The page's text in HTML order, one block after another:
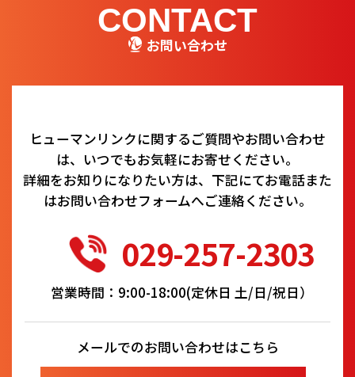
CONTACT
お問い合わせ
ヒューマンリンクに関するご質問やお問い合わせ
は、いつでもお気軽にお寄せください。
詳細をお知りになりたい方は、下記にてお電話また
はお問い合わせフォームへご連絡ください。
029-257-2303
営業時間：9:00-18:00(定休日 土/日/祝日）
メールでのお問い合わせはこちら